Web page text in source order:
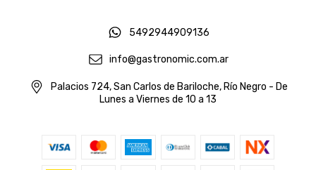
5492944909136
info@gastronomic.com.ar
Palacios 724, San Carlos de Bariloche, Río Negro - De
Lunes a Viernes de 10 a 13